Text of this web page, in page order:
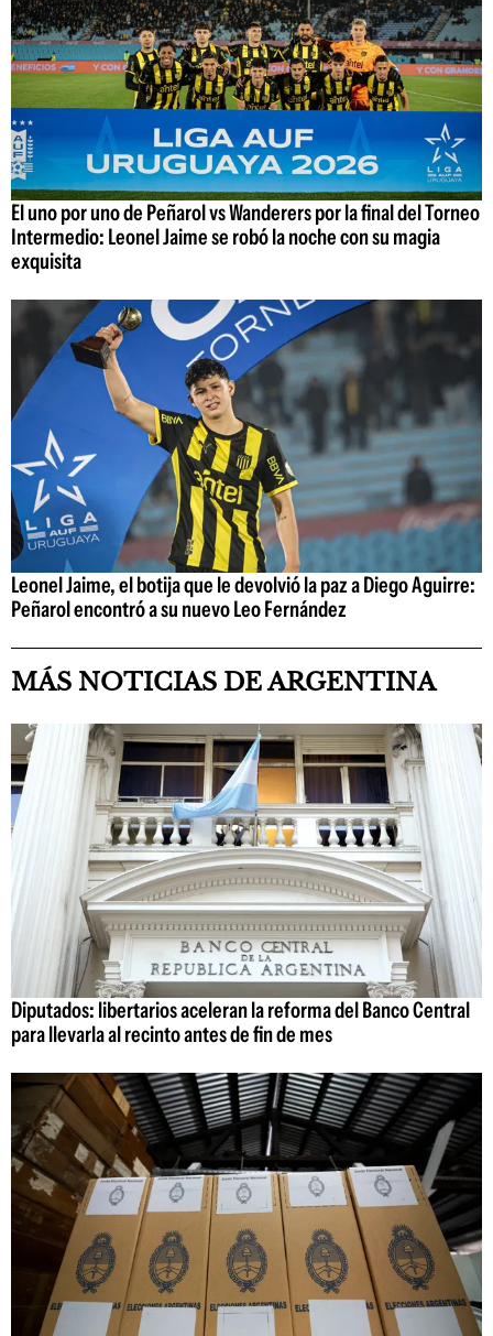
El uno por uno de Peñarol vs Wanderers por la final del Torneo
Intermedio: Leonel Jaime se robó la noche con su magia
exquisita
Leonel Jaime, el botija que le devolvió la paz a Diego Aguirre:
Peñarol encontró a su nuevo Leo Fernández
MÁS NOTICIAS DE ARGENTINA
Diputados: libertarios aceleran la reforma del Banco Central
para llevarla al recinto antes de fin de mes